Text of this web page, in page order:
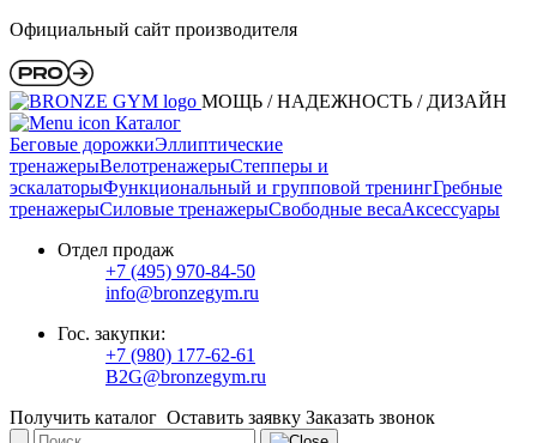
Официальный сайт производителя
МОЩЬ / НАДЕЖНОСТЬ / ДИЗАЙН
Каталог
Беговые дорожкиЭллиптические
тренажерыВелотренажерыСтепперы и
эскалаторыФункциональный и групповой тренингГребные
тренажерыСиловые тренажерыСвободные весаАксессуары
Отдел продаж
+7 (495) 970-84-50
info@bronzegym.ru
Гос. закупки:
+7 (980) 177-62-61
B2G@bronzegym.ru
Получить каталог Оставить заявку Заказать звонок